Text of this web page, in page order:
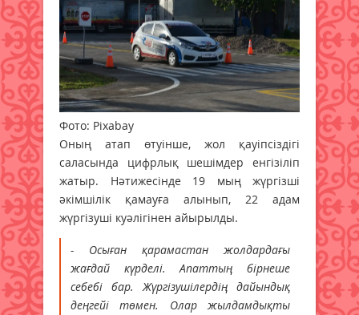
Фото: Pixabay
Оның атап өтуінше, жол қауіпсіздігі
саласында цифрлық шешімдер енгізіліп
жатыр. Нәтижесінде 19 мың жүргізші
әкімшілік қамауға алынып, 22 адам
жүргізуші куәлігінен айырылды.
- Осыған қарамастан жолдардағы
жағдай күрделі. Апаттың бірнеше
себебі бар. Жүргізушілердің дайындық
деңгейі төмен. Олар жылдамдықты